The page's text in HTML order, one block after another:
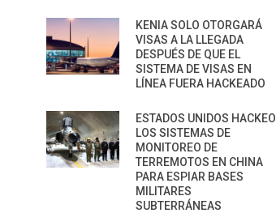
KENIA SOLO OTORGARÁ
VISAS A LA LLEGADA
DESPUÉS DE QUE EL
SISTEMA DE VISAS EN
LÍNEA FUERA HACKEADO
ESTADOS UNIDOS HACKEO
LOS SISTEMAS DE
MONITOREO DE
TERREMOTOS EN CHINA
PARA ESPIAR BASES
MILITARES
SUBTERRÁNEAS